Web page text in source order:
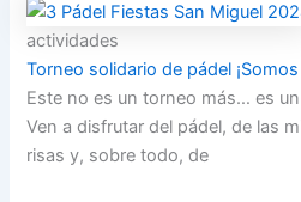
actividades
Torneo solidario de pádel
Este no es un torneo más… es
Ven a disfrutar del pádel, de las
risas y, sobre todo, de